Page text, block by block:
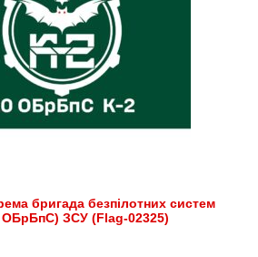
бригада безпілотних систем
ОБрБпС) ЗСУ (Flag-02325)